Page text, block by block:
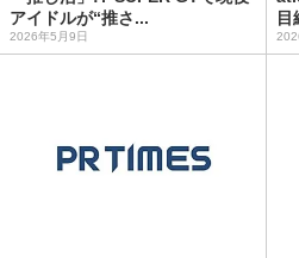
アイドルが“推さ...
2026年5月9日
目